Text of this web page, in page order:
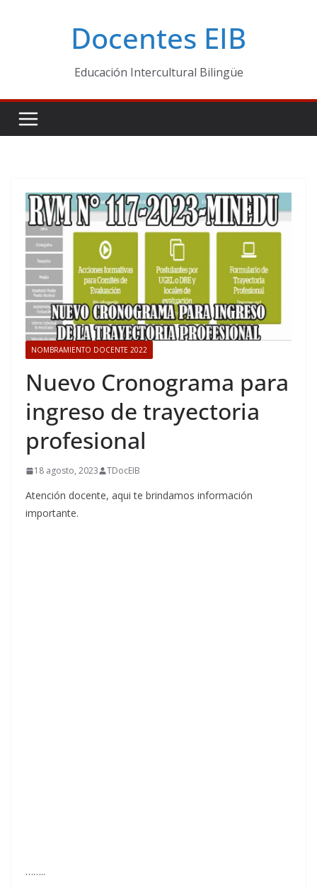
Docentes EIB
Educación Intercultural Bilingüe
NOMBRAMIENTO DOCENTE 2022
Nuevo Cronograma para
ingreso de trayectoria
profesional
18 agosto, 2023 TDocEIB
Atención docente, aqui te brindamos información
importante.
……..